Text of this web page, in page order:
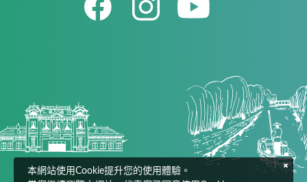
本網站使用Cookie提升您的使用體驗。